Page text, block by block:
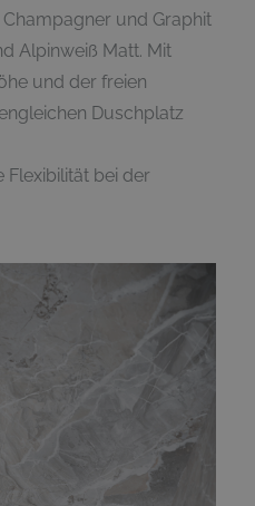
und Graphit
Alpinweiß Matt. Mit
und der freien
Duschplatz
Flexibilität bei der